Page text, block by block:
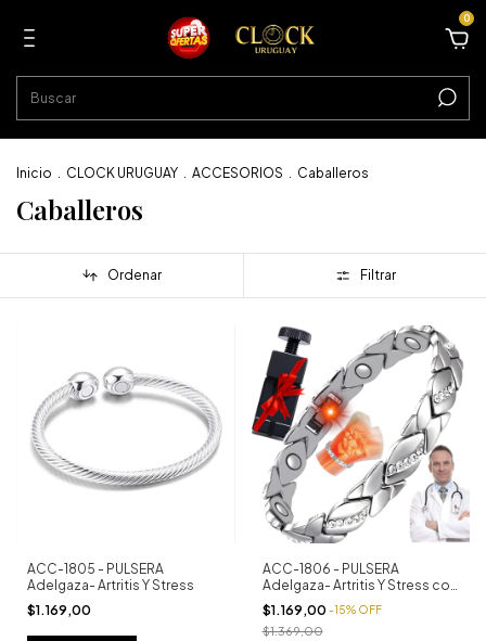
0
Inicio . CLOCK URUGUAY . ACCESORIOS . Caballeros
Caballeros
Ordenar Filtrar
ACC-1805 - PULSERA
Adelgaza- Artritis Y Stress
$1.169,00
ACC-1806 - PULSERA
Adelgaza- Artritis Y Stress con
herramienta
$1.169,00 -15% OFF
$1.369,00